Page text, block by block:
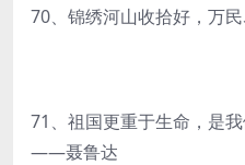
70、锦绣河山收拾好，万
71、祖国更重于生命，是我
——聂鲁达